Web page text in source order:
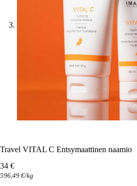
Travel VITAL C Entsymaattinen naamio
34 €
596,49 €/kg